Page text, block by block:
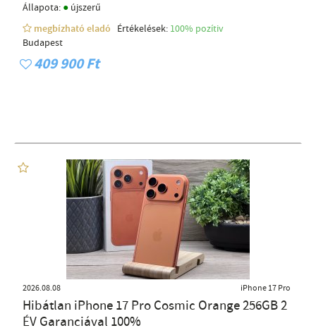
Állapota: ● újszerű
megbízható eladó
Értékelések: 100% pozítiv
Budapest
409 900 Ft
2026.08.08 iPhone 17 Pro
Hibátlan iPhone 17 Pro Cosmic Orange 256GB 2
ÉV Garanciával 100%